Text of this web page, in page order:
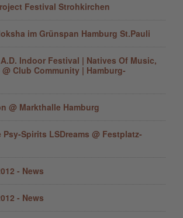
Festival Strohkirchen
im Grünspan Hamburg St.Pauli
Indoor Festival | Natives Of Music,
Club Community | Hamburg-
@ Markthalle Hamburg
Psy-Spirits LSDreams @ Festplatz-
- News
- News